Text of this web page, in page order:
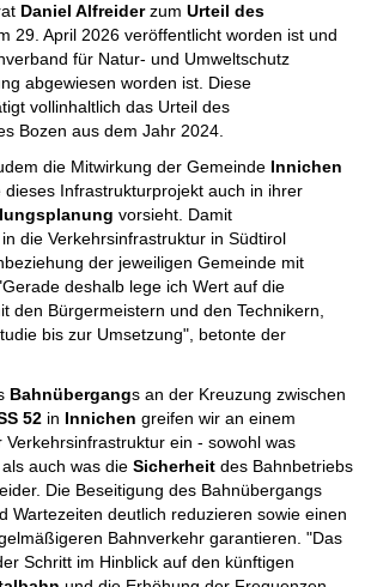
Daniel Alfreiderzum Urteil des
29. April 2026 veröffentlicht worden ist und
für Natur- und Umweltschutz
abgewiesen worden ist. Diese
vollinhaltlich das Urteil des
Bozen aus dem Jahr 2024.
die Mitwirkung der Gemeinde Innichen
dieses Infrastrukturprojekt auch in ihrer
vorsieht. Damit
die Verkehrsinfrastruktur in Südtirol
der jeweiligen Gemeinde mit
deshalb lege ich Wert auf die
den Bürgermeistern und den Technikern,
bis zur Umsetzung", betonte der
Bahnübergangs an der Kreuzung zwischen
52 in Innichen greifen wir an einem
Verkehrsinfrastruktur ein - sowohl was
als auch was die Sicherheit des Bahnbetriebs
Die Beseitigung des Bahnübergangs
Wartezeiten deutlich reduzieren sowie einen
Bahnverkehr garantieren. "Das
Schritt im Hinblick auf den künftigen